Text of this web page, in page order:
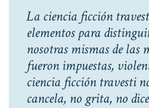
La ciencia ficción
elementos para
nosotras mismas de las
fueron impuestas,
ciencia ficción travesti
cancela, no grita, no